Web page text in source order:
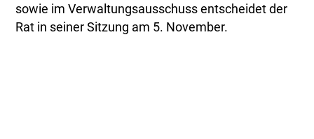
sowie im Verwaltungsausschuss entscheidet der
Rat in seiner Sitzung am 5. November.